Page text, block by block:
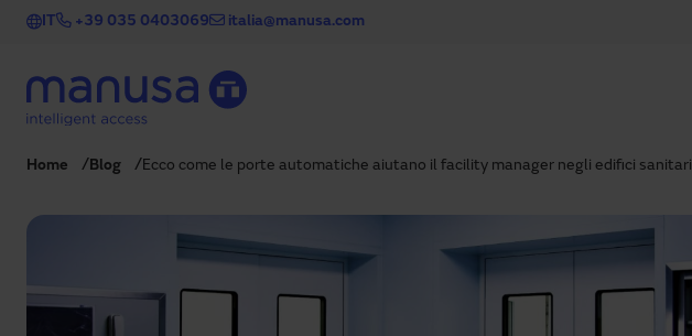
Salta al contenuto principale
IT +39 035 0403069 italia@manusa.com
Home Blog Ecco come le porte automatiche aiutano il facility manager negli edifici sanitari